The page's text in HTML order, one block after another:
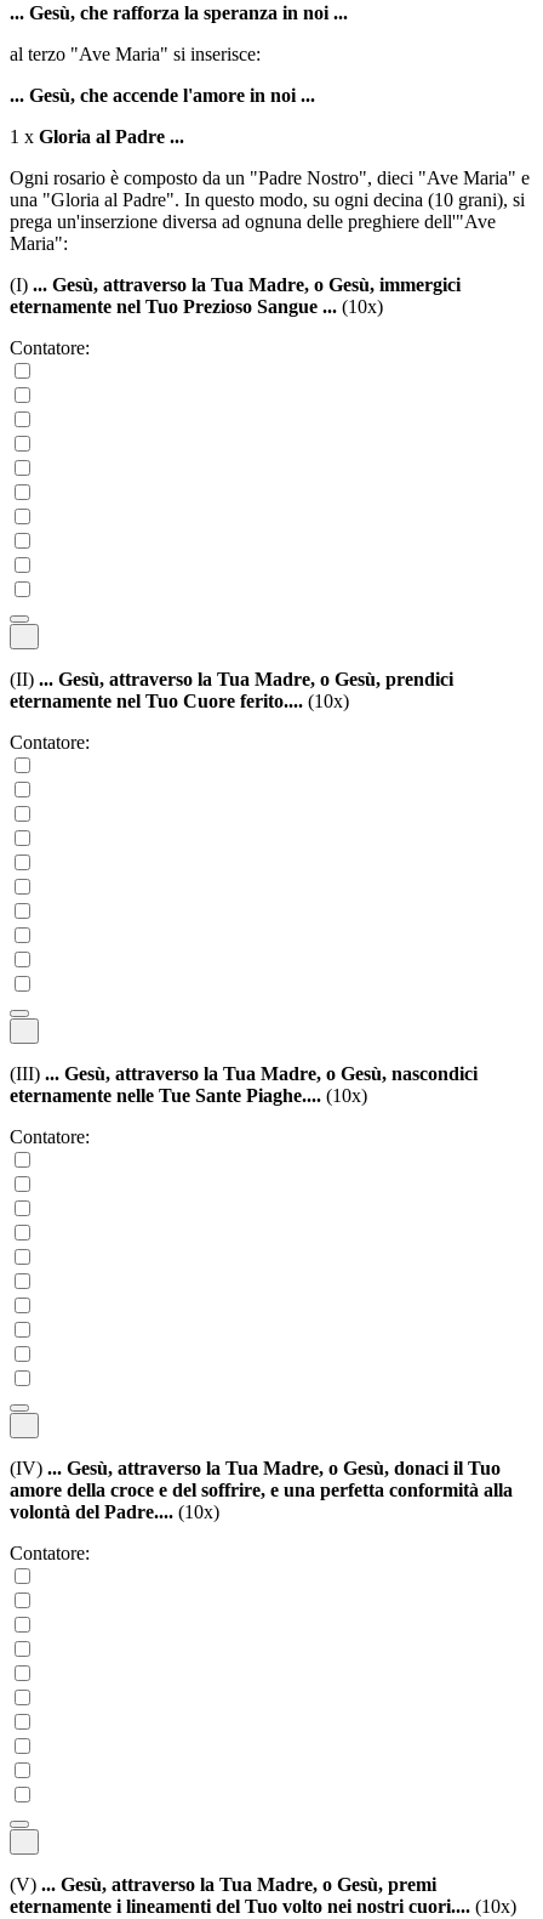
... Gesù, che rafforza la speranza in noi ...
al terzo "Ave Maria" si inserisce:
... Gesù, che accende l'amore in noi ...
1 x Gloria al Padre ...
Ogni rosario è composto da un "Padre Nostro", dieci "Ave Maria" e
una "Gloria al Padre". In questo modo, su ogni decina (10 grani), si
prega un'inserzione diversa ad ognuna delle preghiere dell'"Ave
Maria":
(I) ... Gesù, attraverso la Tua Madre, o Gesù, immergici
eternamente nel Tuo Prezioso Sangue ... (10x)
Contatore:
(II) ... Gesù, attraverso la Tua Madre, o Gesù, prendici
eternamente nel Tuo Cuore ferito.... (10x)
Contatore:
(III) ... Gesù, attraverso la Tua Madre, o Gesù, nascondici
eternamente nelle Tue Sante Piaghe.... (10x)
Contatore:
(IV) ... Gesù, attraverso la Tua Madre, o Gesù, donaci il Tuo
amore della croce e del soffrire, e una perfetta conformità alla
volontà del Padre.... (10x)
Contatore:
(V) ... Gesù, attraverso la Tua Madre, o Gesù, premi
eternamente i lineamenti del Tuo volto nei nostri cuori.... (10x)